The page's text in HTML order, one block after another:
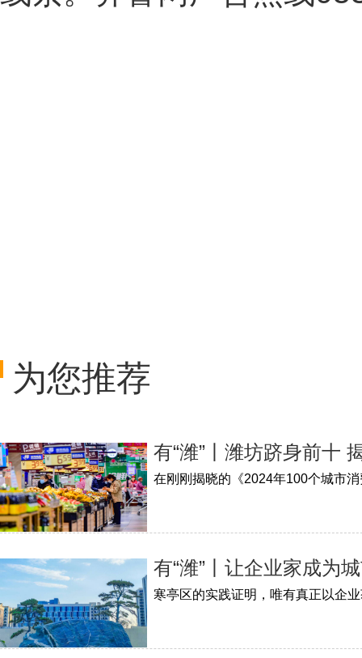
为您推荐
有“潍”丨潍坊跻身前十
有“潍”丨让企业家成为